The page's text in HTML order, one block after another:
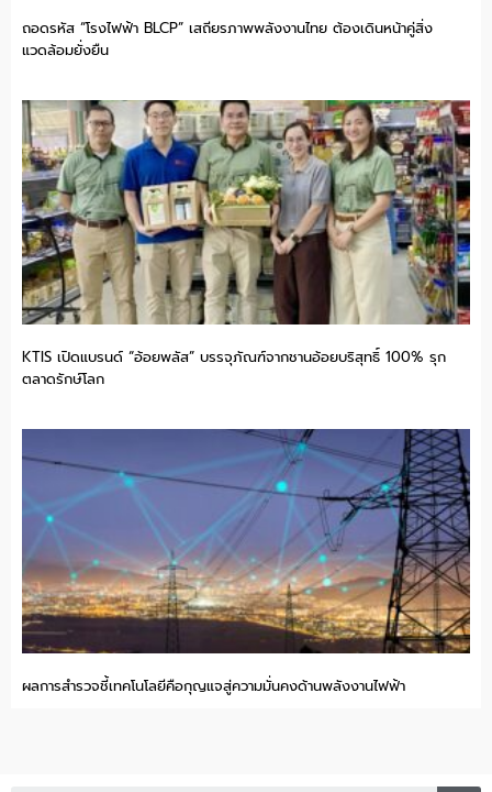
ถอดรหัส “โรงไฟฟ้า BLCP” เสถียรภาพพลังงานไทย ต้องเดินหน้าคู่สิ่ง
แวดล้อมยั่งยืน
KTIS เปิดแบรนด์ “อ้อยพลัส” บรรจุภัณฑ์จากชานอ้อยบริสุทธิ์ 100% รุก
ตลาดรักษ์โลก
ผลการสำรวจชี้เทคโนโลยีคือกุญแจสู่ความมั่นคงด้านพลังงานไฟฟ้า